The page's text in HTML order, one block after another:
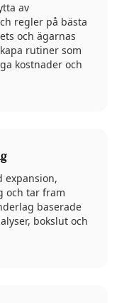
av
regler på bästa
och ägarnas
rutiner som
kostnader och
expansion,
och tar fram
baserade
bokslut och